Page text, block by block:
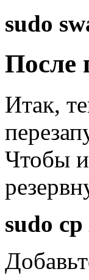
sudo
После
Итак,
Чтобы
sudo